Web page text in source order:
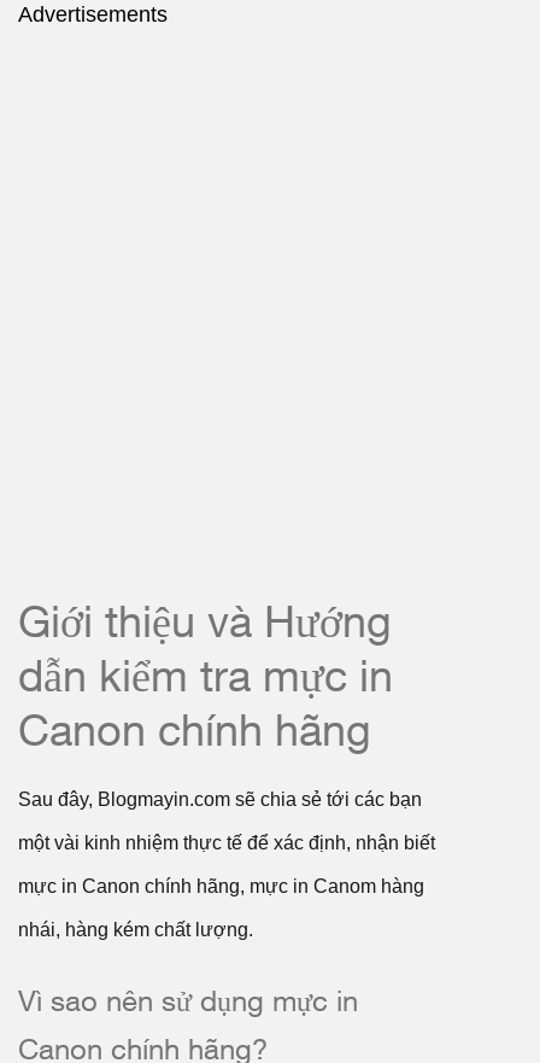
Advertisements
Giới thiệu và Hướng
dẫn kiểm tra mực in
Canon chính hãng
Sau đây, Blogmayin.com sẽ chia sẻ tới các bạn
một vài kinh nhiệm thực tế để xác định, nhận biết
mực in Canon chính hãng, mực in Canom hàng
nhái, hàng kém chất lượng.
Vì sao nên sử dụng mực in
Canon chính hãng?